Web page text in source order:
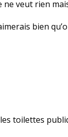
veut rien
bien
toilettes